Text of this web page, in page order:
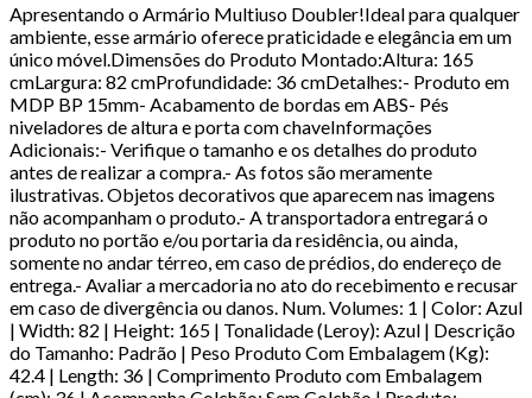
Apresentando o Armário Multiuso Doubler!Ideal para qualquer
ambiente, esse armário oferece praticidade e elegância em um
único móvel.Dimensões do Produto Montado:Altura: 165
cmLargura: 82 cmProfundidade: 36 cmDetalhes:- Produto em
MDP BP 15mm- Acabamento de bordas em ABS- Pés
niveladores de altura e porta com chaveInformações
Adicionais:- Verifique o tamanho e os detalhes do produto
antes de realizar a compra.- As fotos são meramente
ilustrativas. Objetos decorativos que aparecem nas imagens
não acompanham o produto.- A transportadora entregará o
produto no portão e/ou portaria da residência, ou ainda,
somente no andar térreo, em caso de prédios, do endereço de
entrega.- Avaliar a mercadoria no ato do recebimento e recusar
em caso de divergência ou danos. Num. Volumes: 1 | Color: Azul
| Width: 82 | Height: 165 | Tonalidade (Leroy): Azul | Descrição
do Tamanho: Padrão | Peso Produto Com Embalagem (Kg):
42.4 | Length: 36 | Comprimento Produto com Embalagem